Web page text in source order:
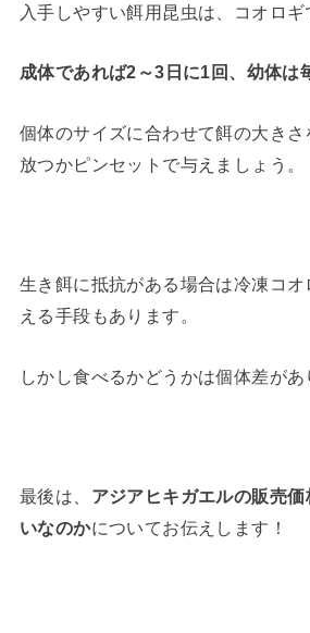
入手しやすい餌用昆虫は、コオロギ
成体であれば2～3日に1回、幼体は
個体のサイズに合わせて餌の大き
放つかピンセットで与えましょう。
生き餌に抵抗がある場合は冷凍コ
える手段もあります。
しかし食べるかどうかは個体差があ
最後は、 アジアヒキガエルの販売
いなのかについてお伝えします！